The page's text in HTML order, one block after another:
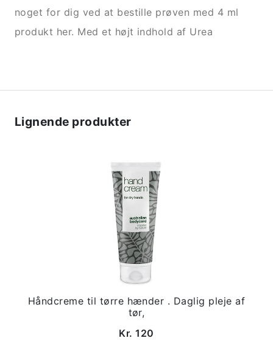
noget for dig ved at bestille prøven med 4 ml
produkt her. Med et højt indhold af Urea
Lignende produkter
Håndcreme til tørre hænder . Daglig pleje af
tør,
Kr. 120